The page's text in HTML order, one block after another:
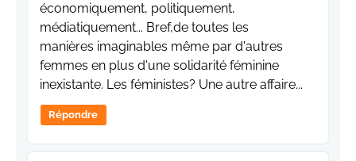
économiquement, politiquement,
médiatiquement... Bref,de toutes les
manières imaginables même par d'autres
femmes en plus d'une solidarité féminine
inexistante. Les féministes? Une autre affaire...
Répondre